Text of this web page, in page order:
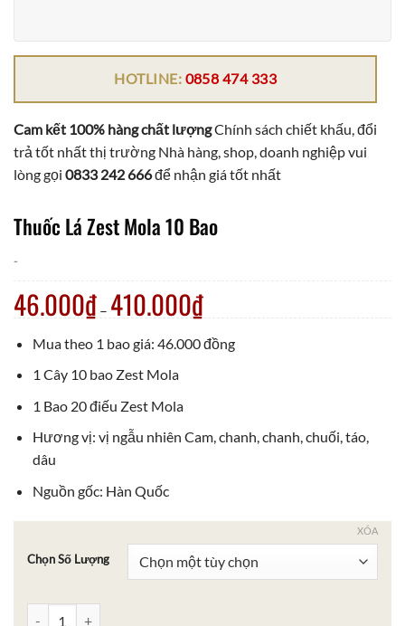
HOTLINE: 0858 474 333
Cam kết 100% hàng chất lượngChính sách chiết khấu, đổi
trả tốt nhất thị trường Nhà hàng, shop, doanh nghiệp vui
lòng gọi 0833 242 666để nhận giá tốt nhất
Thuốc Lá Zest Mola 10 Bao
-
46.000₫ – 410.000₫
Mua theo 1 bao giá: 46.000 đồng
1 Cây 10 bao Zest Mola
1 Bao 20 điếu Zest Mola
Hương vị: vị ngẫu nhiên Cam, chanh, chanh, chuối, táo,
dâu
Nguồn gốc: Hàn Quốc
Chọn Số Lượng
XÓA